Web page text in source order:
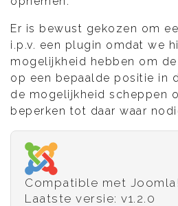
Er is bewust gekozen om
i.p.v. een plugin omdat we
mogelijkheid hebben om
op een bepaalde positie in
de mogelijkheid scheppen
beperken tot daar waar
Compatible met Joomla!
Laatste versie: v1.2.0